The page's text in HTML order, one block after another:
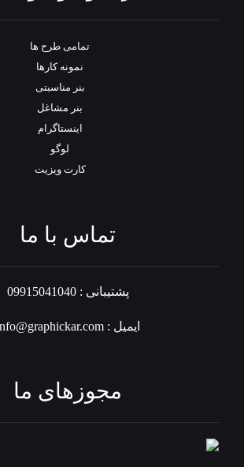
تمامی طرح‌ ها
نمونه کارها
بنر مناسبتی
بنر مشاغل
اینستاگرام
لوگو
کارت ویزیت
تماس با ما
پشتیبانی : 09915041040
ایمیل : info@graphickar.com
مجوزهای ما